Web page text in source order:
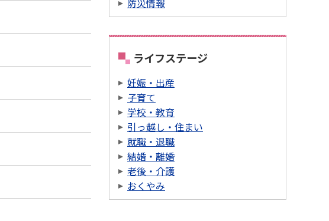
防災情報
ライフステージ
妊娠・出産
子育て
学校・教育
引っ越し・住まい
就職・退職
結婚・離婚
老後・介護
おくやみ